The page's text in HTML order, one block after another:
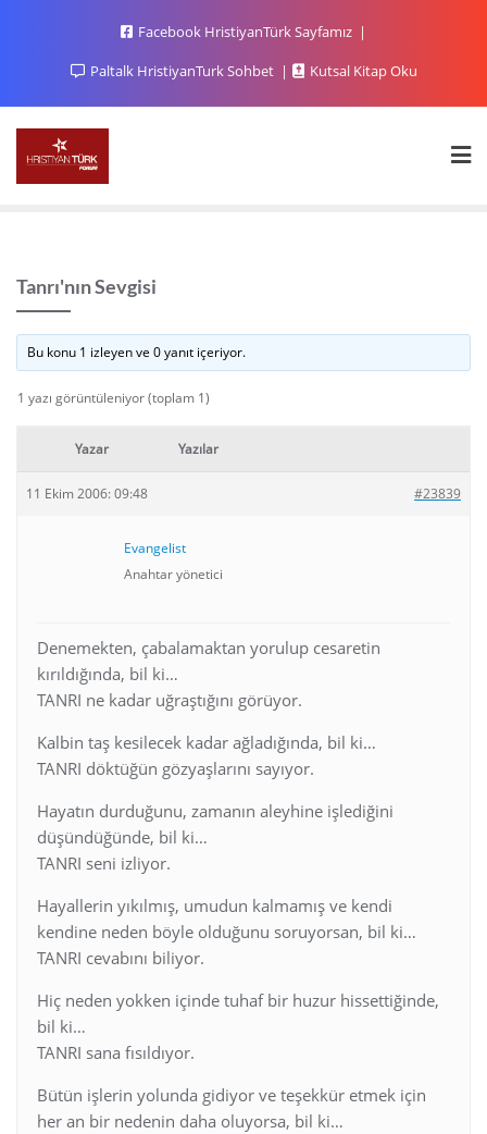
Facebook HristiyanTürk Sayfamız
Paltalk HristiyanTurk Sohbet
Kutsal Kitap Oku
Tanrı'nın Sevgisi
Bu konu 1 izleyen ve 0 yanıt içeriyor.
1 yazı görüntüleniyor (toplam 1)
Yazar Yazılar
11 Ekim 2006: 09:48 #23839
Evangelist
Anahtar yönetici
Denemekten, çabalamaktan yorulup cesaretin
kırıldığında, bil ki…
TANRI ne kadar uğraştığını görüyor.
Kalbin taş kesilecek kadar ağladığında, bil ki…
TANRI döktüğün gözyaşlarını sayıyor.
Hayatın durduğunu, zamanın aleyhine işlediğini
düşündüğünde, bil ki…
TANRI seni izliyor.
Hayallerin yıkılmış, umudun kalmamış ve kendi
kendine neden böyle olduğunu soruyorsan, bil ki…
TANRI cevabını biliyor.
Hiç neden yokken içinde tuhaf bir huzur hissettiğinde,
bil ki…
TANRI sana fısıldıyor.
Bütün işlerin yolunda gidiyor ve teşekkür etmek için
her an bir nedenin daha oluyorsa, bil ki…